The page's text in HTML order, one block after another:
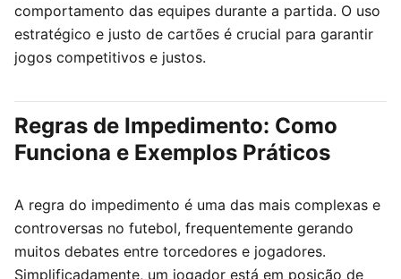
comportamento das equipes durante a partida. O uso
estratégico e justo de cartões é crucial para garantir
jogos competitivos e justos.
Regras de Impedimento: Como
Funciona e Exemplos Práticos
A regra do impedimento é uma das mais complexas e
controversas no futebol, frequentemente gerando
muitos debates entre torcedores e jogadores.
Simplificadamente, um jogador está em posição de